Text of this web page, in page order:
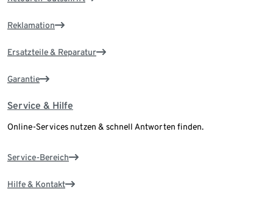
Reklamation
Ersatzteile & Reparatur
Garantie
Service & Hilfe
Online-Services nutzen & schnell Antworten finden.
Service-Bereich
Hilfe & Kontakt